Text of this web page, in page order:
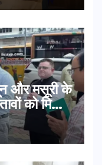
और मसूरी के
को मिली